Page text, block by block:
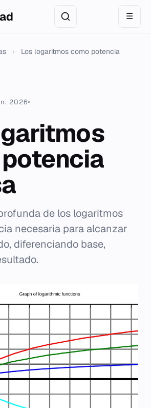
☰
›
Los logaritmos como potencia
2026
de los logaritmos
necesaria para alcanzar
diferenciando base,